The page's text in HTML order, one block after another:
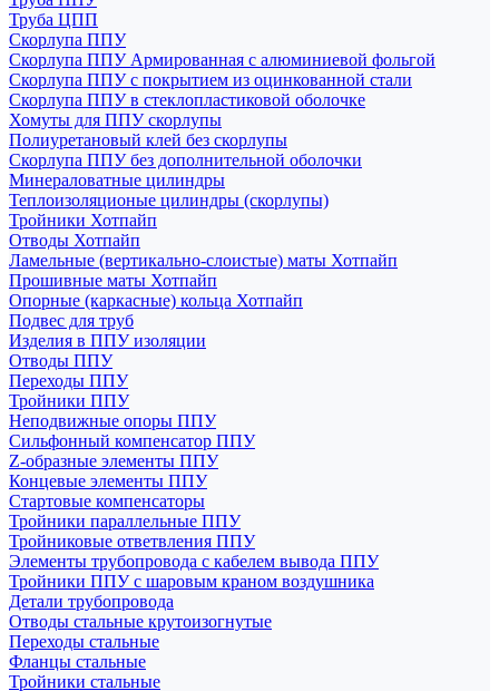
Труба ЦПП
Скорлупа ППУ
Скорлупа ППУ Армированная с алюминиевой фольгой
Скорлупа ППУ с покрытием из оцинкованной стали
Скорлупа ППУ в стеклопластиковой оболочке
Хомуты для ППУ скорлупы
Полиуретановый клей без скорлупы
Скорлупа ППУ без дополнительной оболочки
Минераловатные цилиндры
Теплоизоляционые цилиндры (скорлупы)
Тройники Хотпайп
Отводы Хотпайп
Ламельные (вертикально-слоистые) маты Хотпайп
Прошивные маты Хотпайп
Опорные (каркасные) кольца Хотпайп
Подвес для труб
Изделия в ППУ изоляции
Отводы ППУ
Переходы ППУ
Тройники ППУ
Неподвижные опоры ППУ
Cильфонный компенсатор ППУ
Z-образные элементы ППУ
Концевые элементы ППУ
Стартовые компенсаторы
Тройники параллельные ППУ
Тройниковые ответвления ППУ
Элементы трубопровода с кабелем вывода ППУ
Тройники ППУ с шаровым краном воздушника
Детали трубопровода
Отводы стальные крутоизогнутые
Переходы стальные
Фланцы стальные
Тройники стальные